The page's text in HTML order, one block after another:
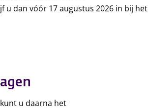
u dan vóór 17 augustus 2026 in bij het
u daarna het